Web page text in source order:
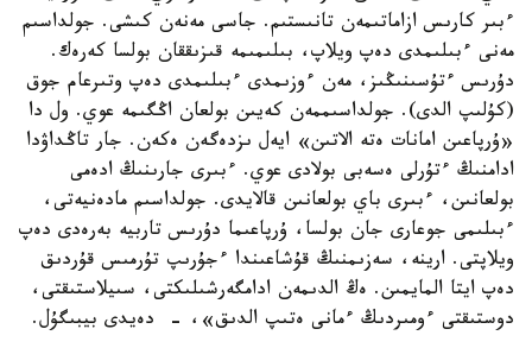
ءبىر كارىس ازاماتىمەن تانىستىم. جاسى مەنەن كىشى. جولداسىم
مەنى ءبىلىمدى دەپ ويلاپ، بىلىمىمە قىزىققان بولسا كەرەك.
دۇرىس ءتۇسىنىڭىز، مەن ءوزىمدى ءبىلىمدى دەپ وتىرعام جوق
(كۇلىپ الدى). جولداسىممەن كەيىن بولعان اڭگىمە عوي. ول دا
«ۇرپاعىن امانات ەتە الاتىن» ايەل ىزدەگەن ەكەن. جار تاڭداۋدا
ادامنىڭ ءتۇرلى ەسەبى بولادى عوي. ءبىرى جارىنىڭ ادەمى
بولعانىن، ءبىرى باي بولعانىن قالايدى. جولداسىم مادەنيەتى،
ءبىلىمى جوعارى جان بولسا، ۇرپاعىما دۇرىس تاربيە بەرەدى دەپ
ويلاپتى. ارينە، سەزىمنىڭ قۇشاعىندا ءجۇرىپ تۇرمىس قۇردىق
دەپ ايتا المايمىن. ەڭ الدىمەن ادامگەرشىلىكتى، سىيلاستىقتى،
دوستىقتى ءومىردىڭ ءمانى ەتىپ الدىق»، - دەيدى بيبىگۇل.